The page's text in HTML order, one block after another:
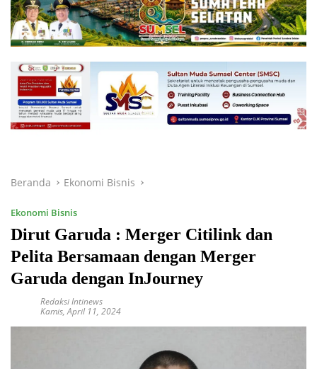
Beranda Ekonomi Bisnis
Ekonomi Bisnis
Dirut Garuda : Merger Citilink dan
Pelita Bersamaan dengan Merger
Garuda dengan InJourney
Redaksi Intinews
Kamis, April 11, 2024